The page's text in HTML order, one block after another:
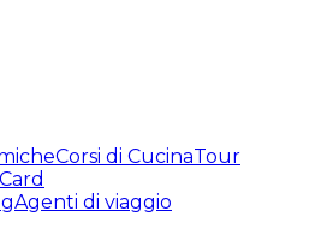
Corsi di CucinaTour
Agenti di viaggio